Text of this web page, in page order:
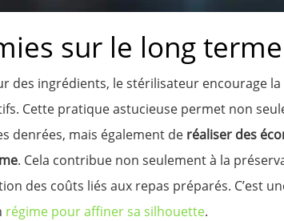
sur le long terme
des ingrédients, le stérilisateur encourage
Cette pratique astucieuse permet non
denrées, mais également de réaliser des
. Cela contribue non seulement à la
des coûts liés aux repas préparés. C’est
régime pour affiner sa silhouette.